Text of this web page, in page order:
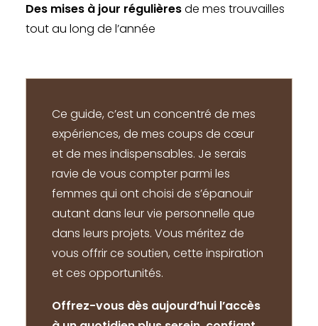
Des mises à jour régulièresde mes trouvailles
tout au long de l’année
Ce guide, c’est un concentré de mes
expériences, de mes coups de cœur
et de mes indispensables. Je serais
ravie de vous compter parmi les
femmes qui ont choisi de s’épanouir
autant dans leur vie personnelle que
dans leurs projets. Vous méritez de
vous offrir ce soutien, cette inspiration
et ces opportunités.
Offrez-vous dès aujourd’hui l’accès